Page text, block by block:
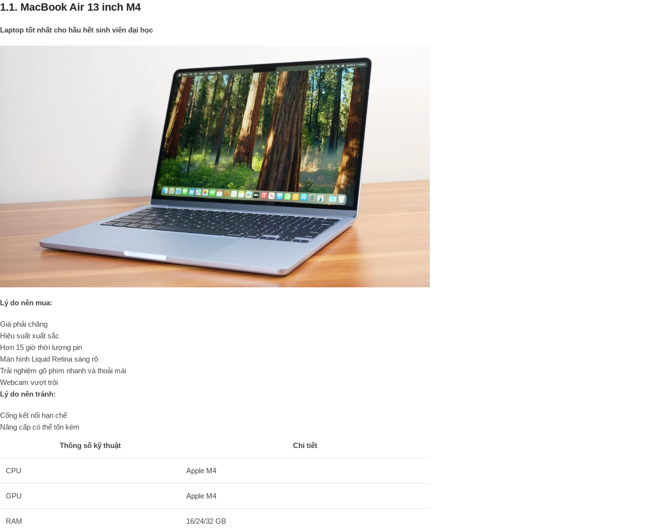
1.1. MacBook Air 13 inch M4
Laptop tốt nhất cho hầu hết sinh viên đại học
Lý do nên mua:
Giá phải chăng
Hiệu suất xuất sắc
Hơn 15 giờ thời lượng pin
Màn hình Liquid Retina sáng rõ
Trải nghiệm gõ phím nhanh và thoải mái
Webcam vượt trội
Lý do nên tránh:
Cổng kết nối hạn chế
Nâng cấp có thể tốn kém
Thông số kỹ thuật Chi tiết
CPU Apple M4
GPU Apple M4
RAM 16/24/32 GB